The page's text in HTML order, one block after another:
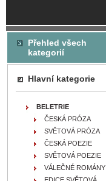
Přehled všech
kategorií
Hlavní kategorie
BELETRIE
ČESKÁ PRÓZA
SVĚTOVÁ PRÓZA
ČESKÁ POEZIE
SVĚTOVÁ POEZIE
VÁLEČNÉ ROMÁNY